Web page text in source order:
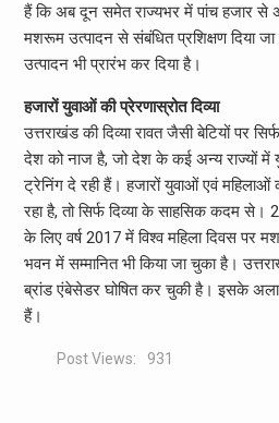
हैं कि अब दून समेत राज्यभर में पांच हजार
मशरूम उत्पादन से संबंधित प्रशिक्षण दिया
उत्पादन भी प्रारंभ कर दिया है।
हजारों युवाओं की प्रेरणास्रोत दिव्या
उत्तराखंड की दिव्या रावत जैसी बेटियों पर
देश को नाज है, जो देश के कई अन्य राज्यों में
ट्रेनिंग दे रही हैं। हजारों युवाओं एवं महिलाओं
रहा है, तो सिर्फ दिव्या के साहसिक कदम से।
के लिए वर्ष 2017 में विश्व महिला दिवस पर
भवन में सम्मानित भी किया जा चुका है।
ब्रांड एंबेसेडर घोषित कर चुकी है। इसके
हैं।
Post Views: 931